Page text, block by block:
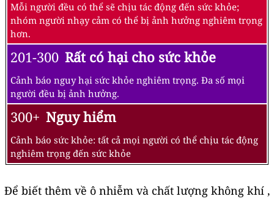
Mỗi người đều có thể sẽ chịu tác động đến sức khỏe;
nhóm người nhạy cảm có thể bị ảnh hưởng nghiêm trọng
hơn.
201-300 Rất có hại cho sức khỏe
Cảnh báo nguy hại sức khỏe nghiêm trọng. Đa số mọi
người đều bị ảnh hưởng.
300+ Nguy hiểm
Cảnh báo sức khỏe: tất cả mọi người có thể chịu tác động
nghiêm trọng đến sức khỏe
Để biết thêm về ô nhiễm và chất lượng không khí ,